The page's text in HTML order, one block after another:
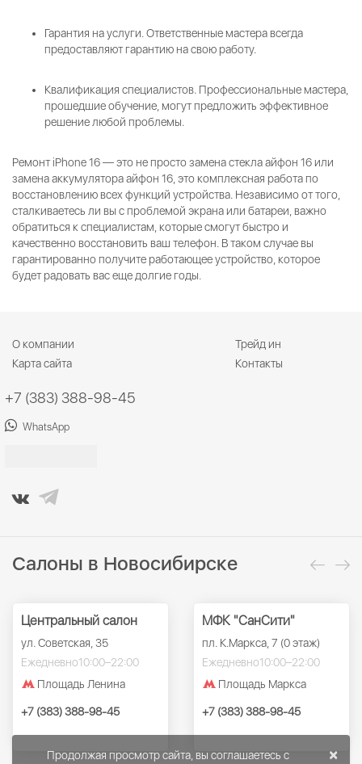
Гарантия на услуги. Ответственные мастера всегда
предоставляют гарантию на свою работу.
Квалификация специалистов. Профессиональные мастера,
прошедшие обучение, могут предложить эффективное
решение любой проблемы.
Ремонт iPhone 16 — это не просто замена стекла айфон 16 или
замена аккумулятора айфон 16, это комплексная работа по
восстановлению всех функций устройства. Независимо от того,
сталкиваетесь ли вы с проблемой экрана или батареи, важно
обратиться к специалистам, которые смогут быстро и
качественно восстановить ваш телефон. В таком случае вы
гарантированно получите работающее устройство, которое
будет радовать вас еще долгие годы.
О компании
Трейд ин
Карта сайта
Контакты
+7 (383) 388-98-45
WhatsApp
Салоны в Новосибирске
Центральный салон
ул. Советская, 35
Ежедневно10:00–22:00
Площадь Ленина
+7 (383) 388-98-45
МФК "СанСити"
пл. К.Маркса, 7 (0 этаж)
Ежедневно10:00–22:00
Площадь Маркса
+7 (383) 388-98-45
×
Продолжая просмотр сайта, вы соглашаетесь с